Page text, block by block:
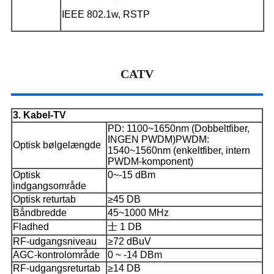
IEEE 802.1w, RSTP
CATV
3. Kabel-TV
Optisk bølgelængde
PD: 1100~1650nm (Dobbeltfiber,
INGEN PWDM)PWDM:
1540~1560nm (enkeltfiber, intern
PWDM-komponent)
Optisk
indgangsområde
0~-15 dBm
Optisk returtab
≥45 DB
Båndbredde
45~1000 MHz
Fladhed
士 1 DB
RF-udgangsniveau
≥72 dBuV
AGC-kontrolområde
0 ~ -14 DBm
RF-udgangsreturtab
≥14 DB